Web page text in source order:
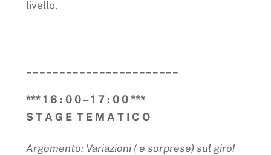
livello.
*** 1 6 : 0 0 – 1 7 : 0 0 ***
S T A G E T E M A T I C O
Argomento: Variazioni ( e sorprese) sul giro!